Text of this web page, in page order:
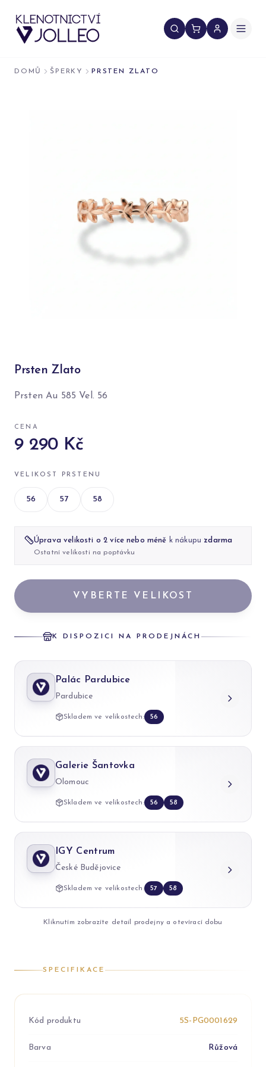
DOMŮ ŠPERKY PRSTEN ZLATO
Prsten Zlato
Prsten Au 585 Vel. 56
CENA
9 290 Kč
VELIKOST PRSTENU
56 57 58
Úprava velikosti o 2 více nebo méně k nákupu zdarma
Ostatní velikosti na poptávku
VYBERTE VELIKOST
K DISPOZICI NA PRODEJNÁCH
Palác Pardubice
Pardubice
Skladem ve velikostech: 56
Galerie Šantovka
Olomouc
Skladem ve velikostech: 56 58
IGY Centrum
České Budějovice
Skladem ve velikostech: 57 58
Kliknutím zobrazíte detail prodejny a otevírací dobu
SPECIFIKACE
Kód produktu 5S-PG0001629
Barva Růžová